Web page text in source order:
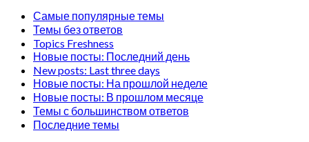
Самые популярные темы
Темы без ответов
Topics Freshness
Новые посты: Последний день
New posts: Last three days
Новые посты: На прошлой неделе
Новые посты: В прошлом месяце
Темы с большинством ответов
Последние темы